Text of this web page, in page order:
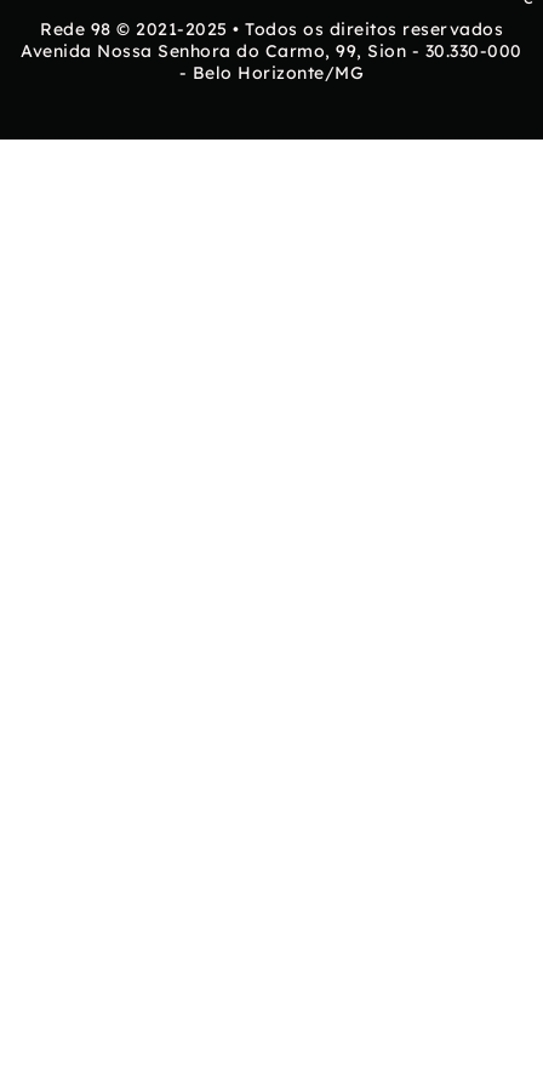
Rede 98 © 2021-2025 • Todos os direitos reservados
Avenida Nossa Senhora do Carmo, 99, Sion - 30.330-000
- Belo Horizonte/MG